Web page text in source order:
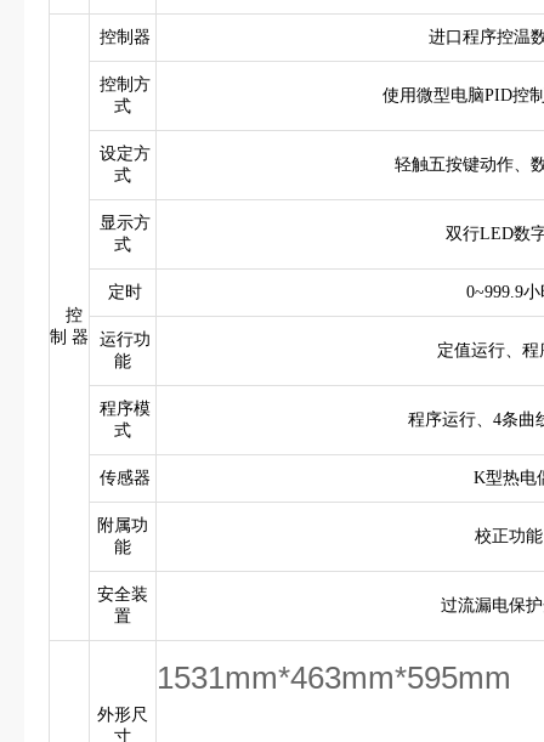
控
制 器
控制器 进口程序控温
控制方
式
使用微型电脑PID控
设定方
式
轻触五按键动作、
显示方
式
双行LED数
定时 0~999.9小
运行功
能
定值运行、程
程序模
式
程序运行、4条曲
传感器 K型热电
附属功
能
校正功能
安全装
置
过流漏电保
外形尺
寸
1531mm*463mm*595mm